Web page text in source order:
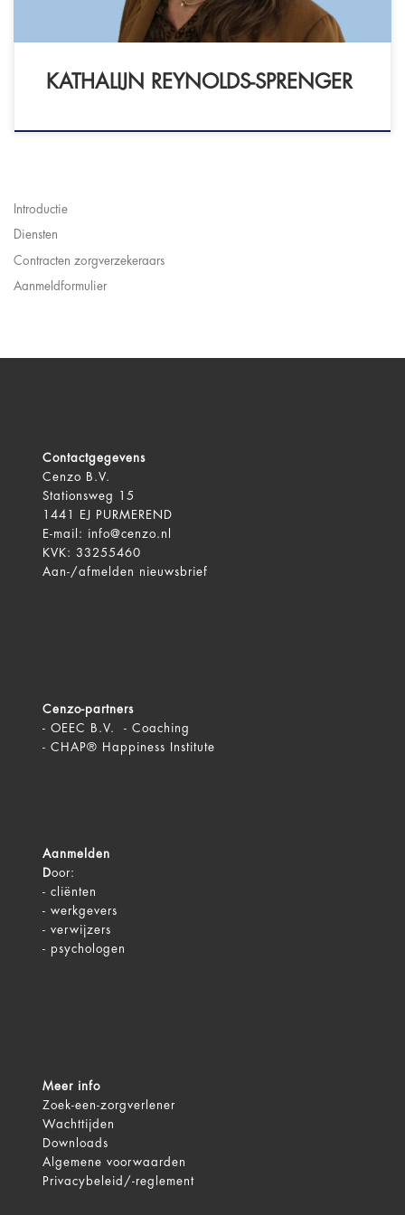
KATHALIJN REYNOLDS-SPRENGER
Introductie
Diensten
Contracten zorgverzekeraars
Aanmeldformulier
Contactgegevens
Cenzo B.V.
Stationsweg 15
1441 EJ PURMEREND
E-mail:
info@cenzo.nl
KVK: 33255460
Aan-/afmelden
nieuwsbrief
Cenzo-partners
- OEEC B.V. - Coaching
- CHAP® Happiness Institute
Aanmelden
Door:
- cliënten
- werkgevers
- verwijzers
- psychologen
Meer info
Zoek-een-zorgverlener
Wachttijden
Downloads
Algemene voorwaarden
Privacybeleid/-reglement